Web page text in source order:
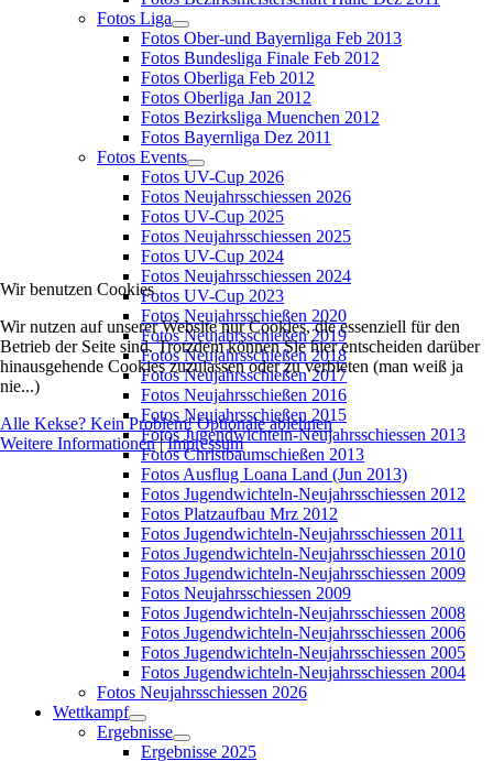
Fotos Liga
Fotos Ober-und Bayernliga Feb 2013
Fotos Bundesliga Finale Feb 2012
Fotos Oberliga Feb 2012
Fotos Oberliga Jan 2012
Fotos Bezirksliga Muenchen 2012
Fotos Bayernliga Dez 2011
Fotos Events
Fotos UV-Cup 2026
Fotos Neujahrsschiessen 2026
Fotos UV-Cup 2025
Fotos Neujahrsschiessen 2025
Fotos UV-Cup 2024
Fotos Neujahrsschiessen 2024
Fotos UV-Cup 2023
Fotos Neujahrsschießen 2020
Fotos Neujahrsschießen 2019
Fotos Neujahrsschießen 2018
Fotos Neujahrsschießen 2017
Fotos Neujahrsschießen 2016
Fotos Neujahrsschießen 2015
Fotos Jugendwichteln-Neujahrsschiessen 2013
Fotos Christbaumschießen 2013
Fotos Ausflug Loana Land (Jun 2013)
Fotos Jugendwichteln-Neujahrsschiessen 2012
Fotos Platzaufbau Mrz 2012
Fotos Jugendwichteln-Neujahrsschiessen 2011
Fotos Jugendwichteln-Neujahrsschiessen 2010
Fotos Jugendwichteln-Neujahrsschiessen 2009
Fotos Neujahrsschiessen 2009
Fotos Jugendwichteln-Neujahrsschiessen 2008
Fotos Jugendwichteln-Neujahrsschiessen 2006
Fotos Jugendwichteln-Neujahrsschiessen 2005
Fotos Jugendwichteln-Neujahrsschiessen 2004
Fotos Neujahrsschiessen 2026
Wettkampf
Ergebnisse
Ergebnisse 2025
Wir benutzen Cookies
Wir nutzen auf unserer Website nur Cookies, die essenziell für den
Betrieb der Seite sind. Trotzdem können Sie hier entscheiden darüber
hinausgehende Cookies zuzulassen oder zu verbieten (man weiß ja
nie...)
Alle Kekse? Kein Problem! Optionale ablehnen
Weitere Informationen|Impressum